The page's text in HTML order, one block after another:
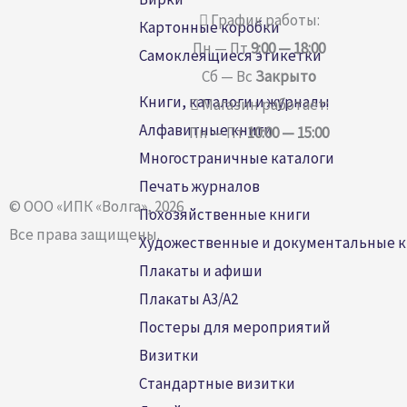
Картонные коробки
Самоклеящиеся этикетки
Книги, каталоги и журналы
Алфавитные книги
Многостраничные каталоги
Печать журналов
Похозяйственные книги
Художественные и документальные
Плакаты и афиши
Плакаты A3/A2
Постеры для мероприятий
Визитки
Стандартные визитки
График работы:
Пн — Пт9:00 — 18:00
Сб — Вс Закрыто
Магазин работает:
Пн — Пт10:00 — 15:00
© ООО «ИПК «Волга», 2026
Все права защищены.